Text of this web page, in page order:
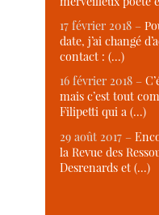
17 février 2018 –
date, j’ai changé
contact : (…)
16 février 2018 –
mais c’est tout
Filipetti qui a (…)
29 août 2017 –
la Revue des
Desrenards et (…)